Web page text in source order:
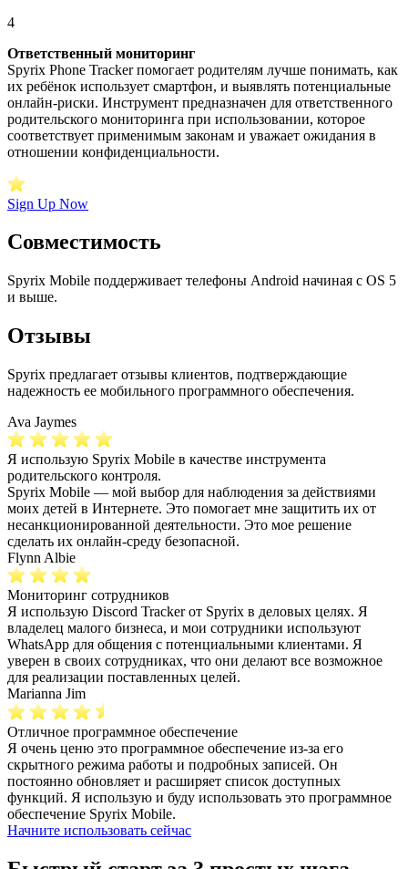
4
Ответственный мониторинг
Spyrix Phone Tracker помогает родителям лучше понимать, как
их ребёнок использует смартфон, и выявлять потенциальные
онлайн-риски. Инструмент предназначен для ответственного
родительского мониторинга при использовании, которое
соответствует применимым законам и уважает ожидания в
отношении конфиденциальности.
Sign Up Now
Совместимость
Spyrix Mobile поддерживает телефоны Android начиная с OS 5
и выше.
Отзывы
Spyrix предлагает отзывы клиентов, подтверждающие
надежность ее мобильного программного обеспечения.
Ava Jaymes
Я использую Spyrix Mobile в качестве инструмента
родительского контроля.
Spyrix Mobile — мой выбор для наблюдения за действиями
моих детей в Интернете. Это помогает мне защитить их от
несанкционированной деятельности. Это мое решение
сделать их онлайн-среду безопасной.
Flynn Albie
Мониторинг сотрудников
Я использую Discord Tracker от Spyrix в деловых целях. Я
владелец малого бизнеса, и мои сотрудники используют
WhatsApp для общения с потенциальными клиентами. Я
уверен в своих сотрудниках, что они делают все возможное
для реализации поставленных целей.
Marianna Jim
Отличное программное обеспечение
Я очень ценю это программное обеспечение из-за его
скрытного режима работы и подробных записей. Он
постоянно обновляет и расширяет список доступных
функций. Я использую и буду использовать это программное
обеспечение Spyrix Mobile.
Начните использовать сейчас